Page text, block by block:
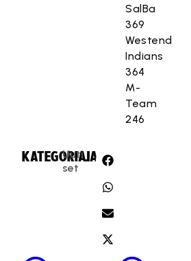
SalBa
369
Westend
Indians
364
M-
Team
246
KATEGORIA:
Uuti
set
JAA: